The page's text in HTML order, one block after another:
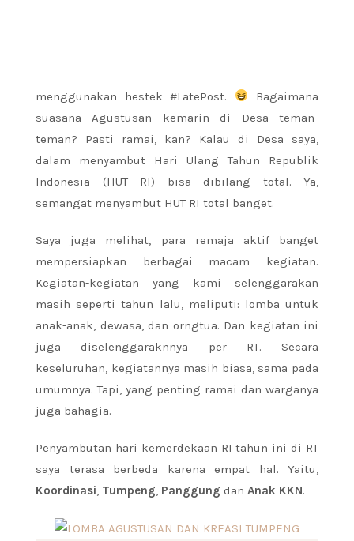
menggunakan hestek #LatePost.
Bagaimana
suasana Agustusan kemarin di Desa teman-
teman? Pasti ramai, kan? Kalau di Desa saya,
dalam menyambut Hari Ulang Tahun Republik
Indonesia (HUT RI) bisa dibilang total. Ya,
semangat menyambut HUT RI total banget.
Saya juga melihat, para remaja aktif banget
mempersiapkan berbagai macam kegiatan.
Kegiatan-kegiatan yang kami selenggarakan
masih seperti tahun lalu, meliputi: lomba untuk
anak-anak, dewasa, dan orngtua. Dan kegiatan ini
juga diselenggaraknnya per RT. Secara
keseluruhan, kegiatannya masih biasa, sama pada
umumnya. Tapi, yang penting ramai dan warganya
juga bahagia.
Penyambutan hari kemerdekaan RI tahun ini di RT
saya terasa berbeda karena empat hal. Yaitu,
Koordinasi, Tumpeng, Panggung dan Anak KKN.